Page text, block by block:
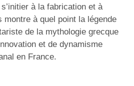
à la fabrication et à
montre à quel point la légende
de la mythologie grecque
et de dynamisme
en France.